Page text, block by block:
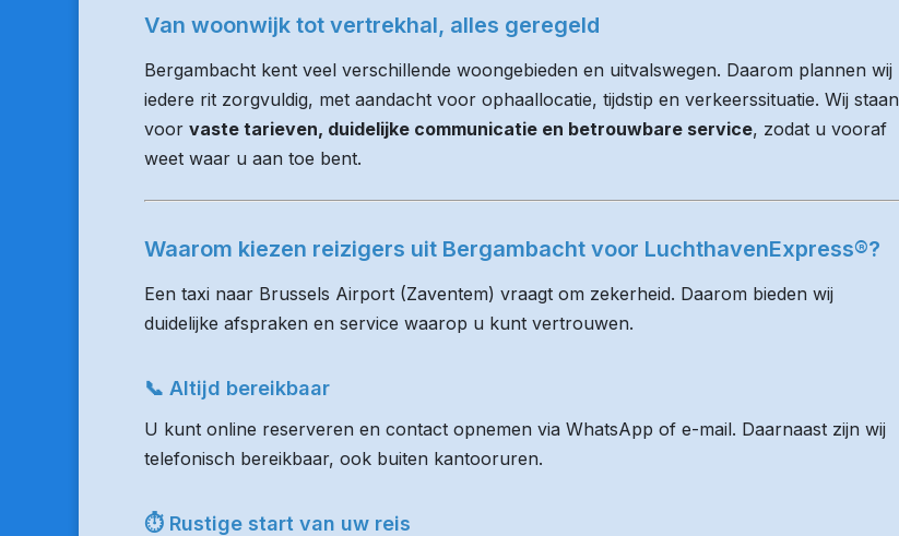
Van woonwijk tot vertrekhal, alles geregeld
Bergambacht kent veel verschillende woongebieden en uitvalswegen. Daarom plannen wij
iedere rit zorgvuldig, met aandacht voor ophaallocatie, tijdstip en verkeerssituatie. Wij staan
voor vaste tarieven, duidelijke communicatie en betrouwbare service, zodat u vooraf
weet waar u aan toe bent.
Waarom kiezen reizigers uit Bergambacht voor LuchthavenExpress®?
Een taxi naar Brussels Airport (Zaventem) vraagt om zekerheid. Daarom bieden wij
duidelijke afspraken en service waarop u kunt vertrouwen.
📞 Altijd bereikbaar
U kunt online reserveren en contact opnemen via WhatsApp of e-mail. Daarnaast zijn wij
telefonisch bereikbaar, ook buiten kantooruren.
⏱ Rustige start van uw reis